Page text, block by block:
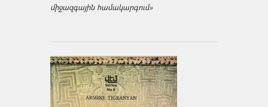
միջազ­գային համակարգում»